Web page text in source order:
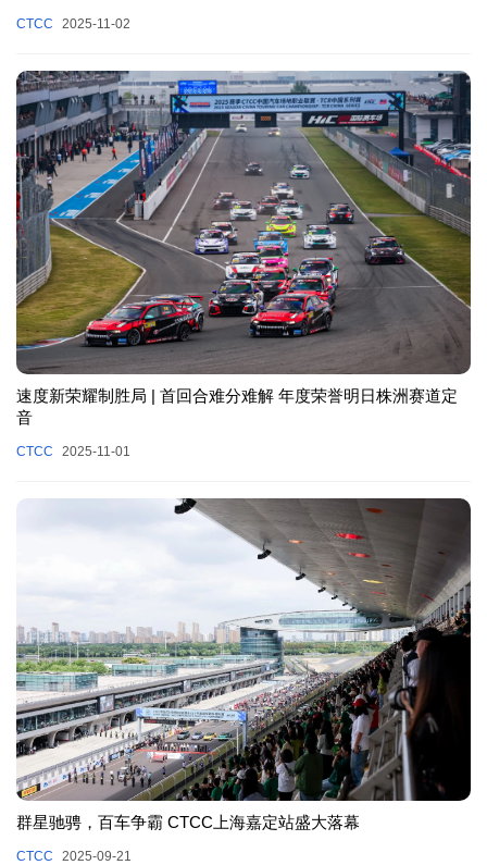
CTCC 2025-11-02
速度新荣耀制胜局 | 首回合难分难解 年度荣誉明日株洲赛道定
音
CTCC 2025-11-01
群星驰骋，百车争霸 CTCC上海嘉定站盛大落幕
CTCC 2025-09-21